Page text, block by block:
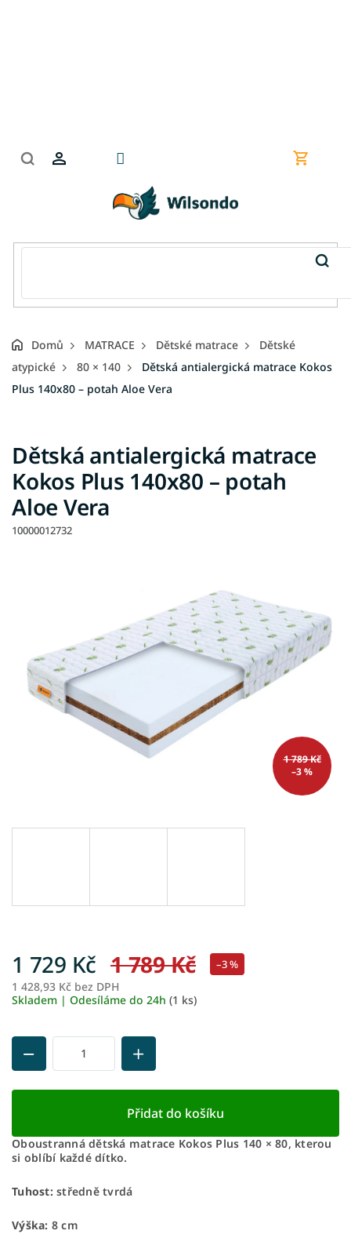
Nákupní
Domů MATRACE Dětské matrace
Dětské
atypické
80 × 140
Dětská antialergická matrace Kokos
Plus 140x80 – potah Aloe Vera
Dětská antialergická matrace
Kokos Plus 140x80 – potah
Aloe Vera
10000012732
1 789 Kč
–3 %
1 789 Kč –3 %
1 729 Kč
1 428,93 Kč bez DPH
Skladem | Odesíláme do 24h (1 ks)
Přidat do košíku
Oboustranná dětská matrace Kokos Plus 140 × 80, kterou
si oblíbí každé dítko.
Tuhost:středně tvrdá
Výška: 8 cm